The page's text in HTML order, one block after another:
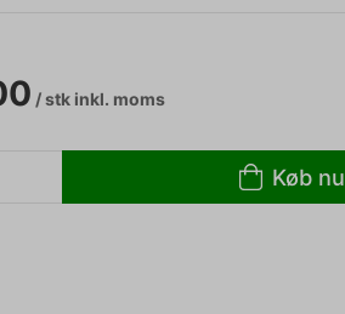
/ stkinkl. moms
Køb nu